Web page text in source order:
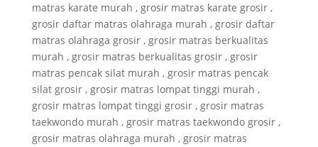
matras karate murah , grosir matras karate grosir ,
grosir daftar matras olahraga murah , grosir daftar
matras olahraga grosir , grosir matras berkualitas
murah , grosir matras berkualitas grosir , grosir
matras pencak silat murah , grosir matras pencak
silat grosir , grosir matras lompat tinggi murah ,
grosir matras lompat tinggi grosir , grosir matras
taekwondo murah , grosir matras taekwondo grosir ,
grosir matras olahraga murah , grosir matras